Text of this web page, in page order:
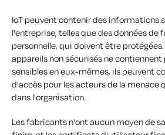
IoT peuvent contenir des informations
l'entreprise, telles que des données de
personnelle, qui doivent être
appareils non sécurisés ne contiennent
sensibles en eux-mêmes, ils peuvent
d'accès pour les acteurs de la menace
dans l'organisation.
Les fabricants n'ont aucun moyen de